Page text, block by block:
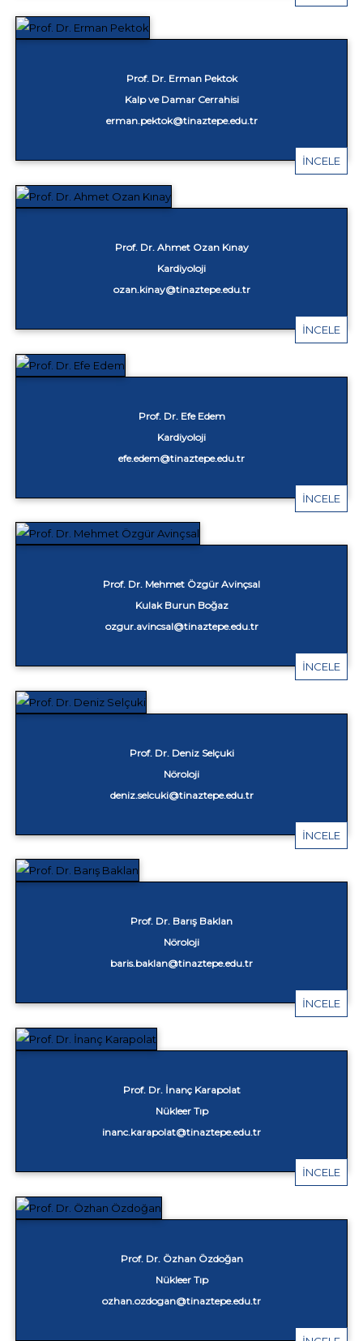
Prof. Dr. Erman Pektok
Kalp ve Damar Cerrahisi
erman.pektok@tinaztepe.edu.tr
İNCELE
Prof. Dr. Ahmet Ozan Kınay
Kardiyoloji
ozan.kinay@tinaztepe.edu.tr
İNCELE
Prof. Dr. Efe Edem
Kardiyoloji
efe.edem@tinaztepe.edu.tr
İNCELE
Prof. Dr. Mehmet Özgür Avinçsal
Kulak Burun Boğaz
ozgur.avincsal@tinaztepe.edu.tr
İNCELE
Prof. Dr. Deniz Selçuki
Nöroloji
deniz.selcuki@tinaztepe.edu.tr
İNCELE
Prof. Dr. Barış Baklan
Nöroloji
baris.baklan@tinaztepe.edu.tr
İNCELE
Prof. Dr. İnanç Karapolat
Nükleer Tıp
inanc.karapolat@tinaztepe.edu.tr
İNCELE
Prof. Dr. Özhan Özdoğan
Nükleer Tıp
ozhan.ozdogan@tinaztepe.edu.tr